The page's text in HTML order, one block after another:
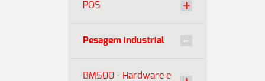
POS
Pesagem industrial
BM500 - Hardware e